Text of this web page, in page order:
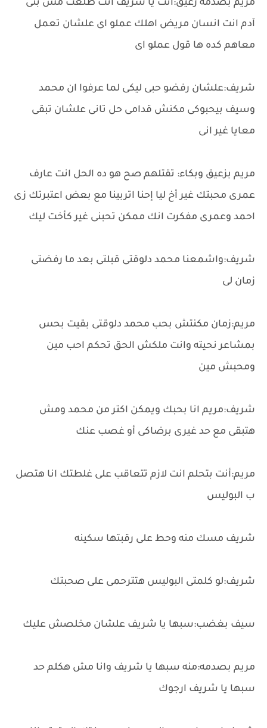
مريم بصدمه زعيق:انت يا شريف انت طلعت مش بنى
آدم انت انسان مريض اهلك عملو اى علشان تعمل
معاهم كده ها قول عملو اى
شريف:علشان رفضو حبى ليكى لما عرفوا ان محمد
وسيف بيحبوكى مكنش قدامى حل تانى علشان تبقى
معايا غير انى
مريم بزعيق وبكاء: تقتلهم صح هو ده الحل انت عارف
عمرى محبتك غير أخ ليا إحنا اتربينا مع بعض اعتبرتك زى
احمد وعمرى مفكرت انك ممكن تحبنى غير كأخت ليك
شريف:واشمعنا محمد دلوقتى قبلتى بعد ما رفضتى
زمان لى
مريم:زمان مكنتش بحب محمد دلوقتى بقيت بحس
بمشاعر نحيته وانت ملكش الحق تحكم احب مين
ومحبش مين
شريف:مريم انا بحبك ويمكن اكتر من محمد ومش
هتبقى مع حد غيرى برضاكى أو غصب عنك
مريم:أنت بتحلم انت لازم تتعاقب على غلطتك انا هتصل
ب البوليس
شريف مسك منه وحط على رقبتها سكينه
شريف:لو كلمتى البوليس هتترحمى على صحبتك
سيف بغضب:سبها يا شريف علشان مخلصش عليك
مريم بصدمه:منه سبها يا شريف وانا مش هكلم حد
سبها يا شريف ارجوك